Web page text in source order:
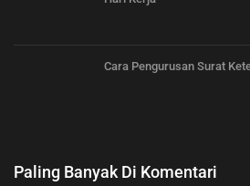
Cara Pengurusan Surat
Paling Banyak Di Komentari